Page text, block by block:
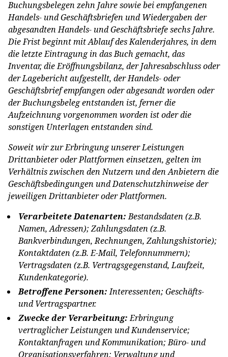
Buchungsbelegen zehn Jahre sowie bei empfangenen
Handels- und Geschäftsbriefen und Wiedergaben der
abgesandten Handels- und Geschäftsbriefe sechs Jahre.
Die Frist beginnt mit Ablauf des Kalenderjahres, in dem
die letzte Eintragung in das Buch gemacht, das
Inventar, die Eröffnungsbilanz, der Jahresabschluss oder
der Lagebericht aufgestellt, der Handels- oder
Geschäftsbrief empfangen oder abgesandt worden oder
der Buchungsbeleg entstanden ist, ferner die
Aufzeichnung vorgenommen worden ist oder die
sonstigen Unterlagen entstanden sind.
Soweit wir zur Erbringung unserer Leistungen
Drittanbieter oder Plattformen einsetzen, gelten im
Verhältnis zwischen den Nutzern und den Anbietern die
Geschäftsbedingungen und Datenschutzhinweise der
jeweiligen Drittanbieter oder Plattformen.
Verarbeitete Datenarten:Bestandsdaten (z.B.
Namen, Adressen); Zahlungsdaten (z.B.
Bankverbindungen, Rechnungen, Zahlungshistorie);
Kontaktdaten (z.B. E-Mail, Telefonnummern);
Vertragsdaten (z.B. Vertragsgegenstand, Laufzeit,
Kundenkategorie).
Betroffene Personen:Interessenten; Geschäfts-
und Vertragspartner.
Zwecke der Verarbeitung:Erbringung
vertraglicher Leistungen und Kundenservice;
Kontaktanfragen und Kommunikation; Büro- und
Organisationsverfahren; Verwaltung und